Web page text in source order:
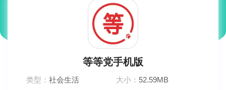
等等党手机版
类型：社会生活 大小： 52.59MB